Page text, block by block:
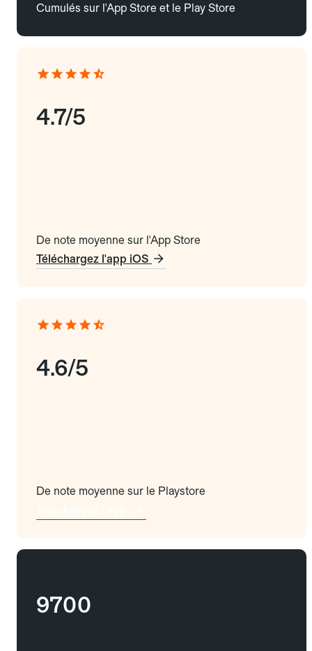
Cumulés sur l'App Store et le Play Store
4.7/5
De note moyenne sur l'App Store
Téléchargez l'app iOS
4.6/5
De note moyenne sur le Playstore
9700